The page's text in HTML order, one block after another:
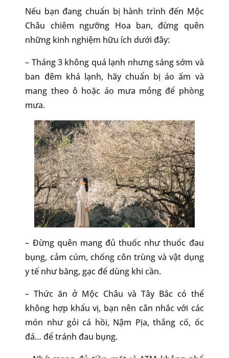
Nếu bạn đang chuẩn bị hành trình đến Mộc
Châu chiêm ngưỡng Hoa ban, đừng quên
những kinh nghiệm hữu ích dưới đây:
– Tháng 3 không quá lạnh nhưng sáng sớm và
ban đêm khá lạnh, hãy chuẩn bị áo ấm và
mang theo ô hoặc áo mưa mỏng để phòng
mưa.
– Đừng quên mang đủ thuốc như thuốc đau
bụng, cảm cúm, chống côn trùng và vật dụng
y tế như băng, gạc để dùng khi cần.
– Thức ăn ở Mộc Châu và Tây Bắc có thể
không hợp khẩu vị, bạn nên cân nhắc với các
món như gỏi cá hồi, Nậm Pịa, thắng cố, ốc
đá… để tránh đau bụng.